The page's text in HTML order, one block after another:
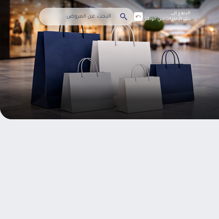
الرجوع إلى
بنك الإمارات دبي الوطني